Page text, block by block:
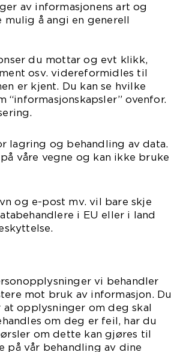
av informasjonens art og
å angi en generell
du mottar og evt klikk,
osv. videreformidles til
er kjent. Du kan se hvilke
ovenfor.
lagring og behandling av data.
våre vegne og kan ikke bruke
og e-post mv. vil bare skje
i EU eller i land
vi behandler
mot bruk av informasjon. Du
opplysninger om deg skal
om deg er feil, har du
om dette kan gjøres til
på vår behandling av dine